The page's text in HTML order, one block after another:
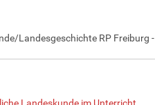
Landesgeschichte RP Freiburg -
Landeskunde im Unterricht